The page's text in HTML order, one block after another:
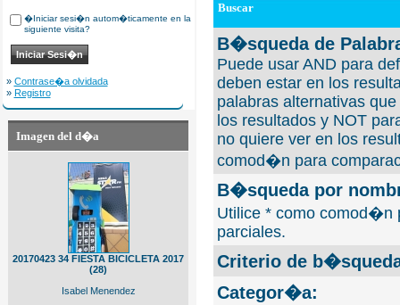
�Iniciar sesi�n autom�ticamente en la
siguiente visita?
» Contrase�a olvidada
» Registro
Imagen del d�a
20170423 34 FIESTA BICICLETA 2017
(28)
Isabel Menendez
Buscar
B�squeda de
Puede usar AND para
deben estar en los
palabras alternativas
los resultados y NOT
no quiere ver en los
comod�n para
B�squeda por
Utilice * como comod�n
parciales.
Criterio de
Categor�a: